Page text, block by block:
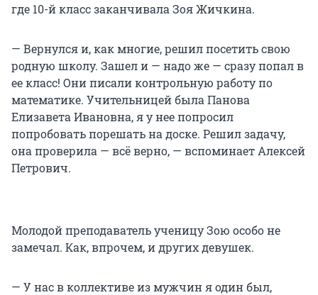
где 10-й класс заканчивала Зоя Жичкина.
— Вернулся и, как многие, решил посетить свою
родную школу. Зашел и — надо же — сразу попал в
ее класс! Они писали контрольную работу по
математике. Учительницей была Панова
Елизавета Ивановна, я у нее попросил
попробовать порешать на доске. Решил задачу,
она проверила — всё верно, — вспоминает Алексей
Петрович.
Молодой преподаватель ученицу Зою особо не
замечал. Как, впрочем, и других девушек.
— У нас в коллективе из мужчин я один был,